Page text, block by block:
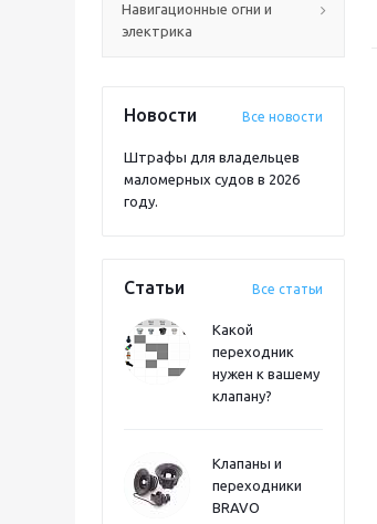
Навигационные огни и
электрика
Новости Все новости
Штрафы для владельцев
маломерных судов в 2026
году.
Статьи Все статьи
Какой
переходник
нужен к вашему
клапану?
Клапаны и
переходники
BRAVO